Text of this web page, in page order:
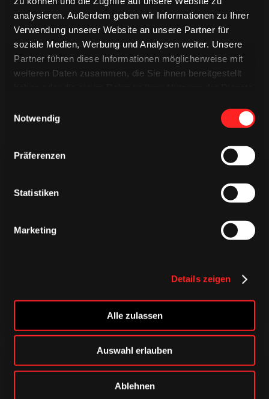
analysieren. Außerdem geben wir Informationen zu Ihrer
Verwendung unserer Website an unsere Partner für
soziale Medien, Werbung und Analysen weiter. Unsere
Partner führen diese Informationen möglicherweise mit
weiteren Daten zusammen, die Sie ihnen bereitgestellt
Notwendig
Präferenzen
Statistiken
Marketing
Details zeigen
Alle zulassen
Auswahl erlauben
Ablehnen
International Saison 2023/2024